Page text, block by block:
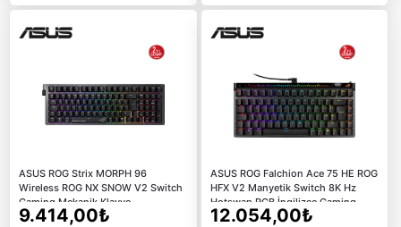
ASUS ROG Strix MORPH 96
Wireless ROG NX SNOW V2 Switch
Gaming Mekanik Klavye
9.414,00₺
ASUS ROG Falchion Ace 75 HE ROG
HFX V2 Manyetik Switch 8K Hz
Hotswap RGB İngilizce Gaming
Klavye
12.054,00₺